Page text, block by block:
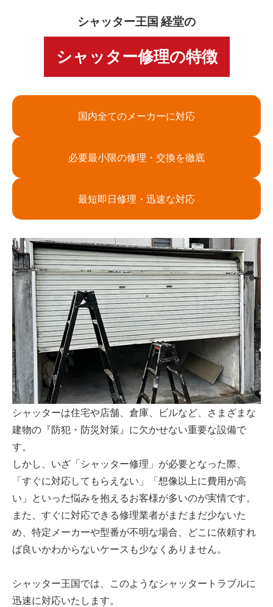
シャッター王国 経堂の
シャッター修理の特徴
国内全てのメーカーに対応
必要最小限の修理・交換を徹底
最短即日修理・迅速な対応
シャッターは住宅や店舗、倉庫、ビルなど、さまざまな
建物の『防犯・防災対策』に欠かせない重要な設備で
す。
しかし、いざ「シャッター修理」が必要となった際、
「すぐに対応してもらえない」「想像以上に費用が高
い」といった悩みを抱えるお客様が多いのが実情です。
また、すぐに対応できる修理業者がまだまだ少ないた
め、特定メーカーや型番が不明な場合、どこに依頼すれ
ば良いかわからないケースも少なくありません。
シャッター王国では、このようなシャッタートラブルに
迅速に対応いたします。